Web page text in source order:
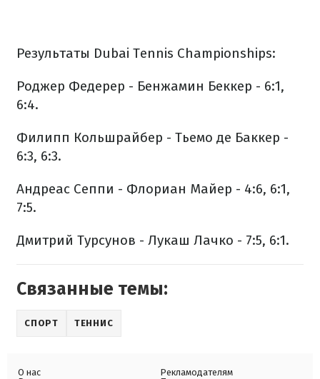
Результаты Dubai Tennis Championships:
Роджер Федерер - Бенжамин Беккер - 6:1,
6:4.
Филипп Кольшрайбер - Тьемо де Баккер -
6:3, 6:3.
Андреас Сеппи - Флориан Майер - 4:6, 6:1,
7:5.
Дмитрий Турсунов - Лукаш Лачко - 7:5, 6:1.
Связанные темы:
СПОРТ ТЕННИС
О нас
Рекламодателям